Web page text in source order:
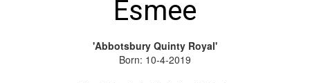
Esmee
'Abbotsbury Quinty Royal'
Born: 10-4-2019